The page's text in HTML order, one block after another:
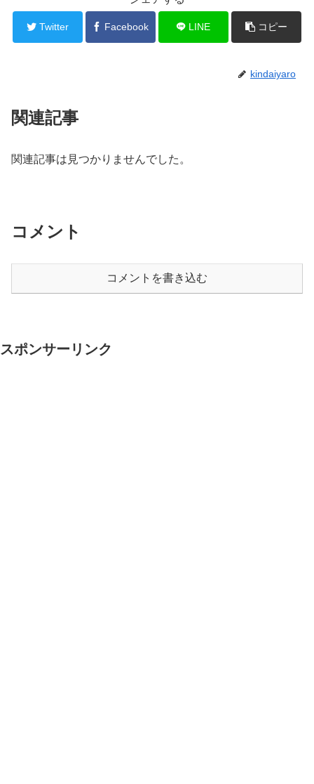
Twitter Facebook LINE コピー
kindaiyaro
関連記事
関連記事は見つかりませんでした。
コメント
コメントを書き込む
スポンサーリンク